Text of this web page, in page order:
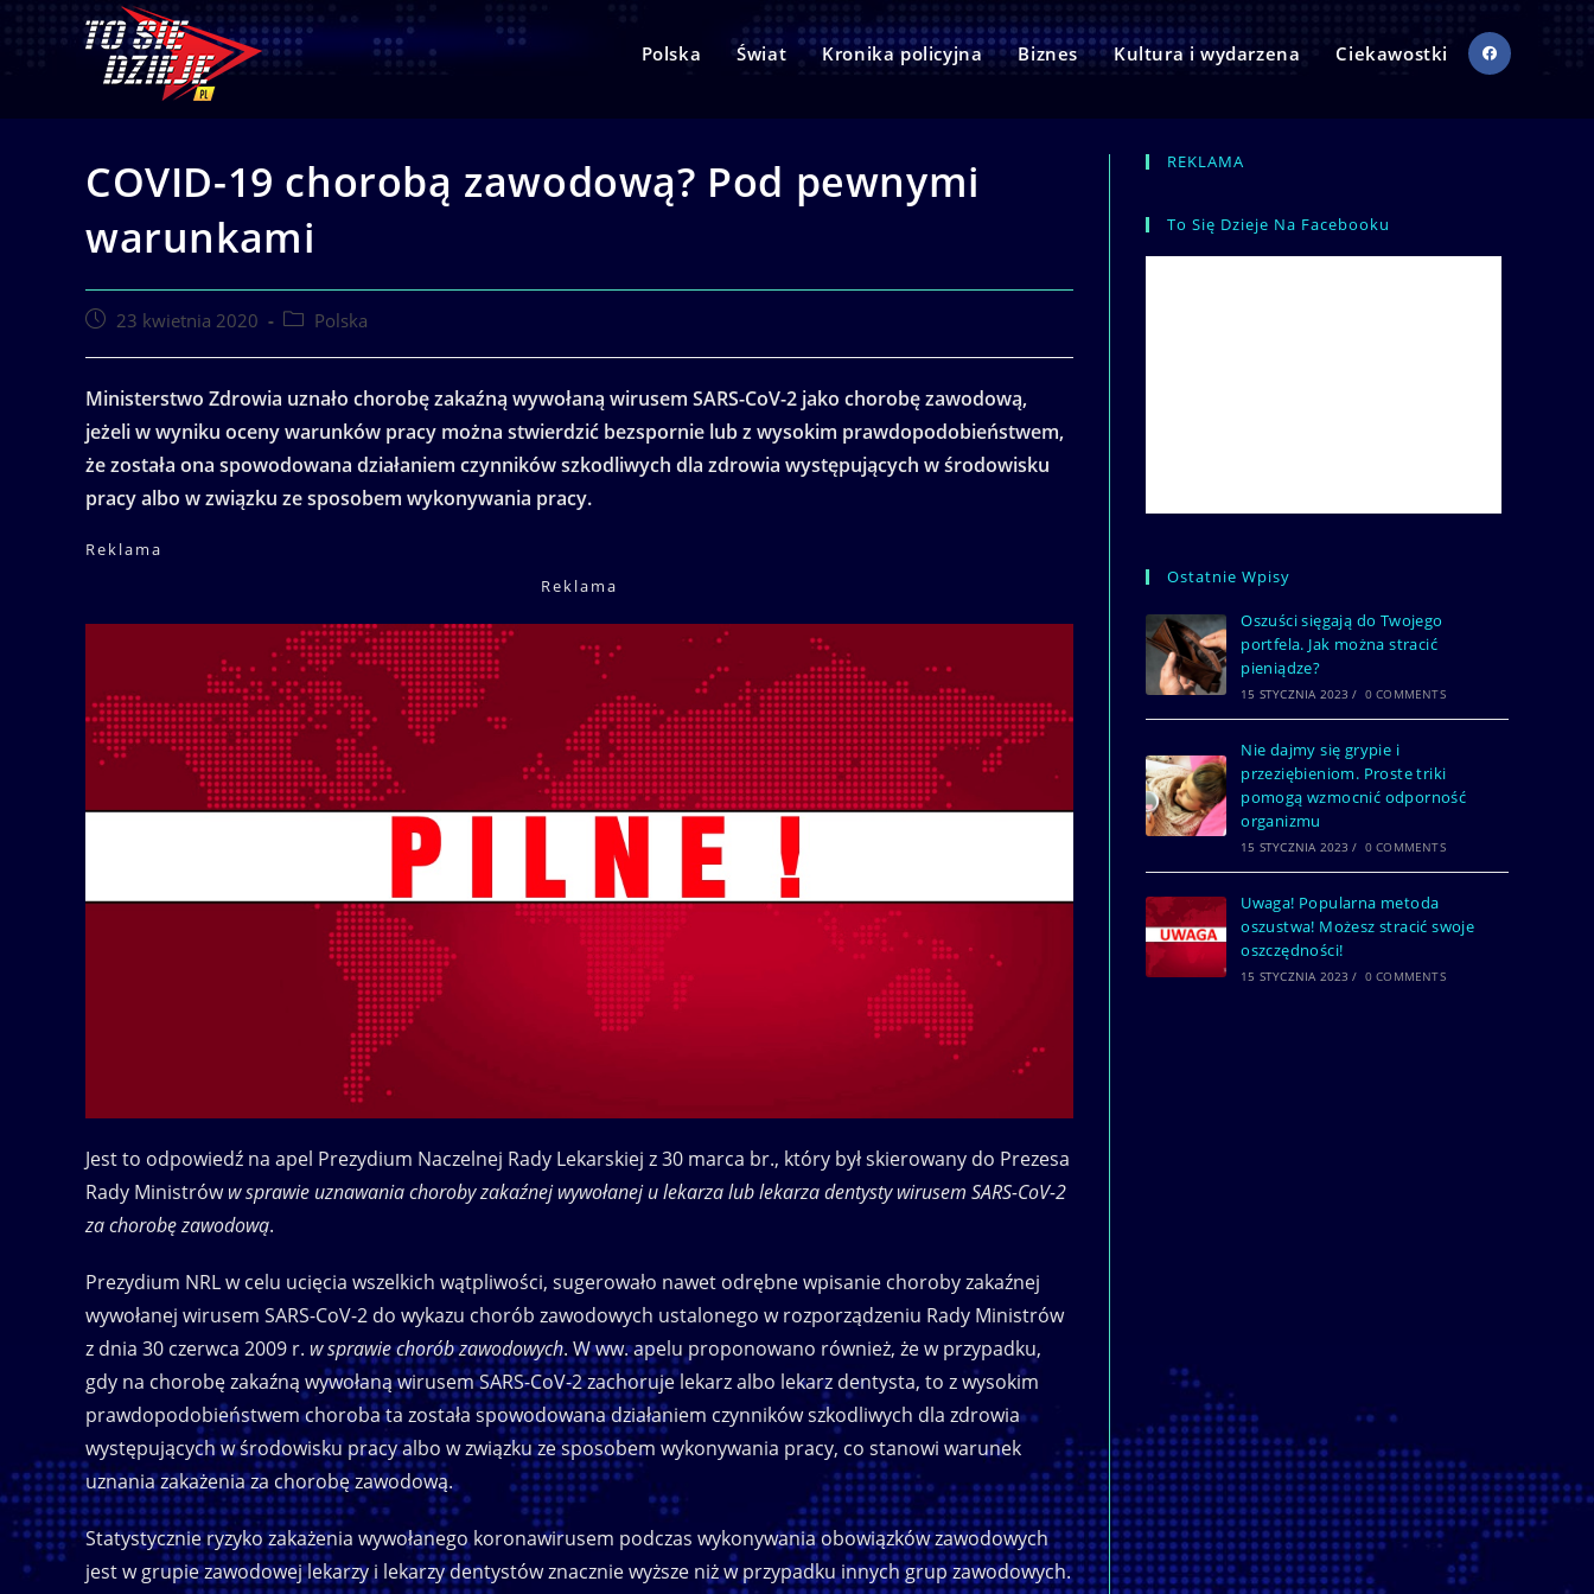
Polska Świat Kronika policyjna Biznes Kultura i wydarzena Ciekawostki
COVID-19 chorobą zawodową? Pod pewnymi
warunkami
Post 23 kwietnia 2020
Post Polska
Ministerstwo Zdrowia uznało chorobę zakaźną wywołaną wirusem SARS-CoV-2 jako chorobę zawodową,
jeżeli w wyniku oceny warunków pracy można stwierdzić bezspornie lub z wysokim prawdopodobieństwem,
że została ona spowodowana działaniem czynników szkodliwych dla zdrowia występujących w środowisku
pracy albo w związku ze sposobem wykonywania pracy.
Reklama
Reklama
Jest to odpowiedź na apel Prezydium Naczelnej Rady Lekarskiej z 30 marca br., który był skierowany do Prezesa
Rady Ministróww sprawie uznawania choroby zakaźnej wywołanej u lekarza lub lekarza dentysty wirusem SARS-CoV-2
za chorobę zawodową.
Prezydium NRL w celu ucięcia wszelkich wątpliwości, sugerowało nawet odrębne wpisanie choroby zakaźnej
wywołanej wirusem SARS-CoV-2 do wykazu chorób zawodowych ustalonego w rozporządzeniu Rady Ministrów
z dnia 30 czerwca 2009 r. w sprawie chorób zawodowych. W ww. apelu proponowano również, że w przypadku,
gdy na chorobę zakaźną wywołaną wirusem SARS-CoV-2 zachoruje lekarz albo lekarz dentysta, to z wysokim
prawdopodobieństwem choroba ta została spowodowana działaniem czynników szkodliwych dla zdrowia
występujących w środowisku pracy albo w związku ze sposobem wykonywania pracy, co stanowi warunek
uznania zakażenia za chorobę zawodową.
Statystycznie ryzyko zakażenia wywołanego koronawirusem podczas wykonywania obowiązków zawodowych
jest w grupie zawodowej lekarzy i lekarzy dentystów znacznie wyższe niż w przypadku innych grup zawodowych.
REKLAMA
To Się Dzieje Na Facebooku
Ostatnie Wpisy
Oszuści sięgają do Twojego
portfela. Jak można stracić
pieniądze?
15 STYCZNIA 2023 / 0 COMMENTS
Nie dajmy się grypie i
przeziębieniom. Proste triki
pomogą wzmocnić odporność
organizmu
15 STYCZNIA 2023 / 0 COMMENTS
Uwaga! Popularna metoda
oszustwa! Możesz stracić swoje
oszczędności!
15 STYCZNIA 2023 / 0 COMMENTS